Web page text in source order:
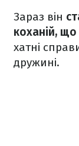
Зараз він
коханій, що
хатні
дружині.